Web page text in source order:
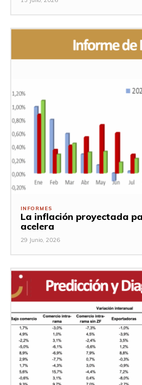
INFORMES
La inflación proyectada
acelera
29 Junio, 2026